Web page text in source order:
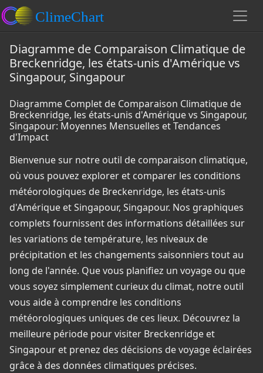
Diagramme de Comparaison Climatique de
Breckenridge, les états-unis d'Amérique vs
Singapour, Singapour
Diagramme Complet de Comparaison Climatique de
Breckenridge, les états-unis d'Amérique vs Singapour,
Singapour: Moyennes Mensuelles et Tendances
d'Impact
Bienvenue sur notre outil de comparaison climatique,
où vous pouvez explorer et comparer les conditions
météorologiques de Breckenridge, les états-unis
d'Amérique et Singapour, Singapour. Nos graphiques
complets fournissent des informations détaillées sur
les variations de température, les niveaux de
précipitation et les changements saisonniers tout au
long de l'année. Que vous planifiez un voyage ou que
vous soyez simplement curieux du climat, notre outil
vous aide à comprendre les conditions
météorologiques uniques de ces lieux. Découvrez la
meilleure période pour visiter Breckenridge et
Singapour et prenez des décisions de voyage éclairées
grâce à des données climatiques précises.